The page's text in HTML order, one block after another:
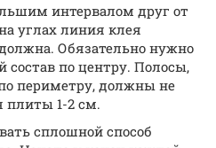
интервалом друг от
углах линия клея
Обязательно нужно
состав по центру. Полосы,
периметру, должны не
плиты 1-2 см.
сплошной способ